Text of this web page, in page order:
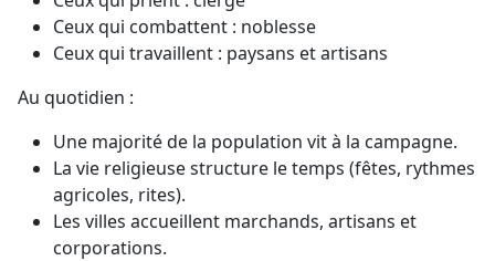
Ceux qui combattent : noblesse
Ceux qui travaillent : paysans et artisans
Au quotidien :
Une majorité de la population vit à la campagne.
La vie religieuse structure le temps (fêtes, rythmes
agricoles, rites).
Les villes accueillent marchands, artisans et
corporations.